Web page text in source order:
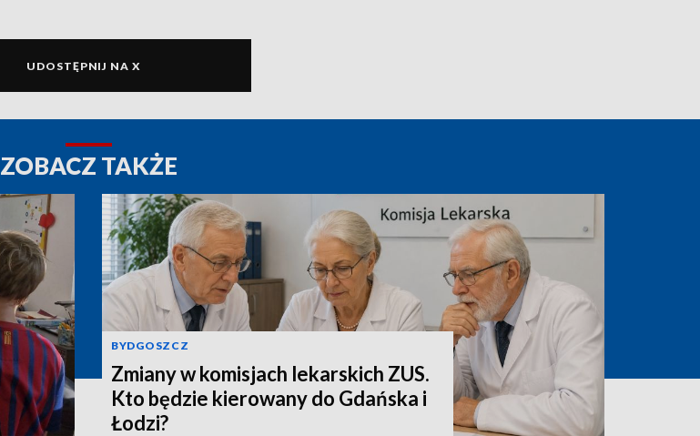
UDOSTĘPNIJ NA X
ZOBACZ TAKŻE
BYDGOSZCZ
Zmiany w komisjach lekarskich ZUS.
Kto będzie kierowany do Gdańska i
Łodzi?